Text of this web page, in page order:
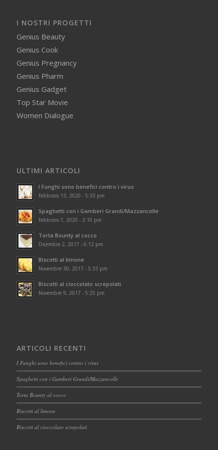
I NOSTRI PROGETTI
Genius Beauty
Genius Cook
Genius Pregnancy
Genius Pharm
Genius Gadget
Top Star Movie
Women Dialogue
ULTIMI ARTICOLI
I Funghi sono benefici contro i virus
Febbraio 13, 2020 - 5:33 pm
Spaghetti con i Gamberi Grandi/Mazzancolle
Febbraio 7, 2020 - 3:10 pm
Torta Bounty al cocco
Dicembre 2, 2017 - 6:12 pm
Biscotti al limone
Novembre 30, 2017 - 5:33 pm
Biscotti al cioccolato screpolati
Novembre 9, 2017 - 5:25 pm
ARTICOLI RECENTI
I Funghi sono benefici contro i virus
Spaghetti con i Gamberi Grandi/Mazzancolle
Torta Bounty al cocco
Biscotti al limone
Biscotti al cioccolato screpolati